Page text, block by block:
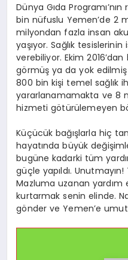
Dünya Gıda
bin nüfuslu Yemen’de 2
milyondan fazla insan
yaşıyor. Sağlık
verebiliyor. Ekim
görmüş ya da yok edilmiş
800 bin kişi temel sağlık
yararlanamamakta ve 8
hizmeti götürülemeyen
Küçücük bağışlarla hiç
hayatında büyük
bugüne kadarki tüm
güçle yapıldı.
Mazluma uzanan yardım
kurtarmak senin elinde.
gönder ve Yemen’e